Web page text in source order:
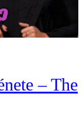
– The